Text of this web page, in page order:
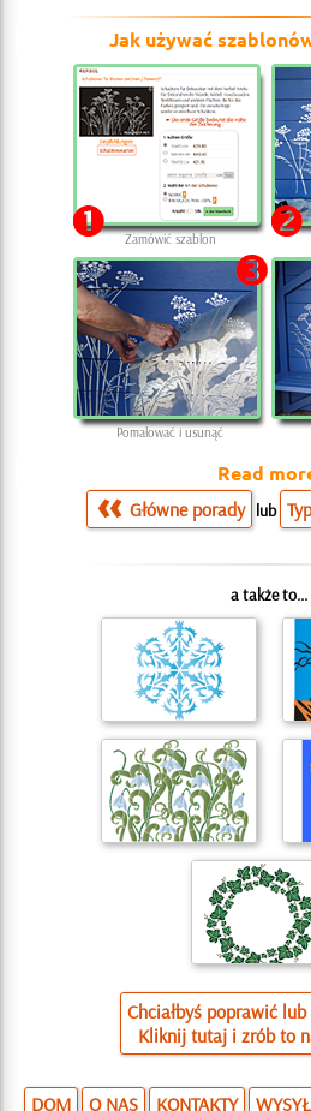
Jak używać
Zamówić szablon
Pomalować i usunąć
Read
Główne porady lub
a także to...
Chciałbyś poprawić
Kliknij tutaj i zrób to
DOM O NAS KONTAKTY